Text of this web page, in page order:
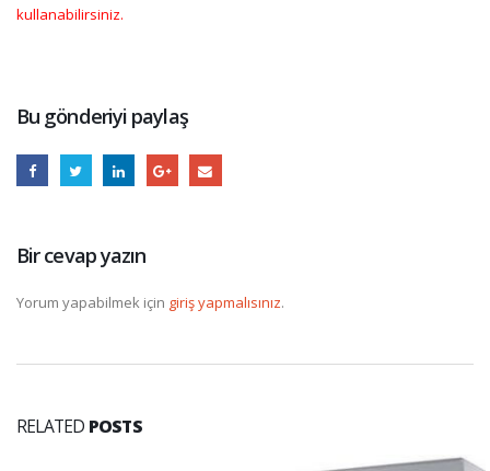
kullanabilirsiniz.
Bu gönderiyi paylaş
Bir cevap yazın
Yorum yapabilmek için giriş yapmalısınız.
RELATED POSTS